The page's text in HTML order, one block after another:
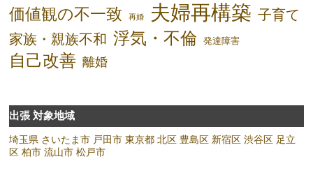
価値観の不一致 再婚 夫婦再構築 子育て
家族・親族不和 浮気・不倫 発達障害
自己改善 離婚
出張 対象地域
埼玉県 さいたま市 戸田市 東京都 北区 豊島区 新宿区 渋谷区 足立
区 柏市 流山市 松戸市